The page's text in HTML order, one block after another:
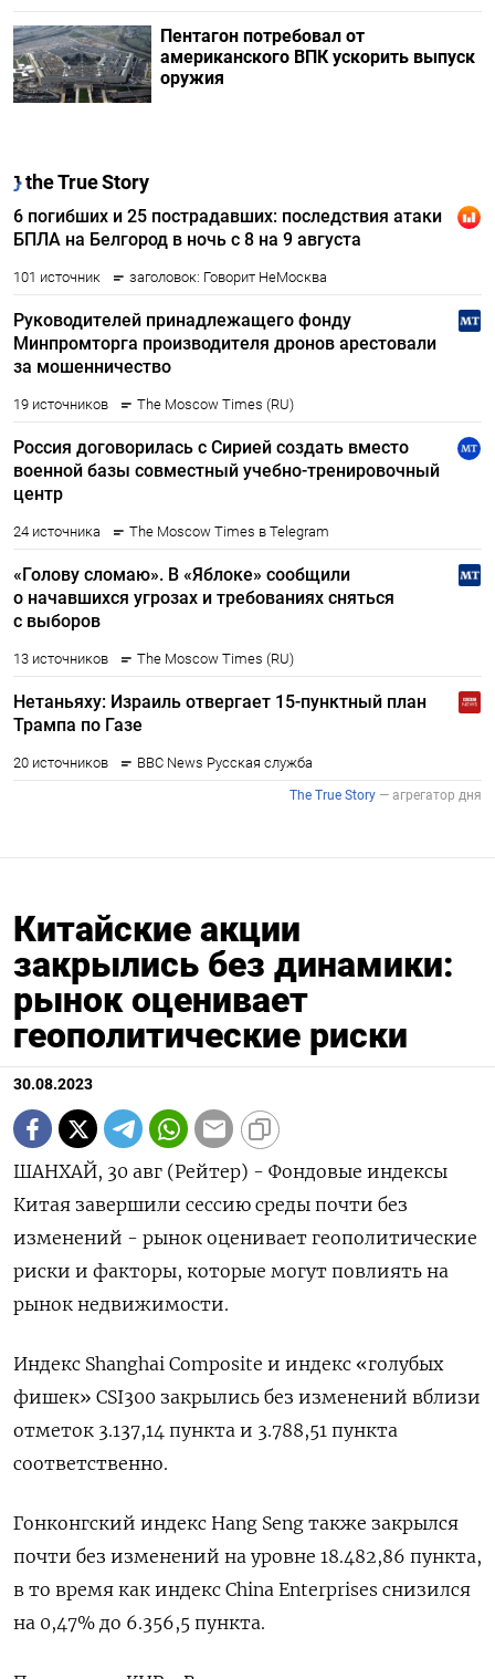
Пентагон потребовал от
американского ВПК ускорить выпуск
оружия
Китайские акции
закрылись без динамики:
рынок оценивает
геополитические риски
30.08.2023
ШАНХАЙ, 30 авг (Рейтер) - Фондовые индексы
Китая завершили сессию среды почти без
изменений - рынок оценивает геополитические
риски и факторы, которые могут повлиять на
рынок недвижимости.
Индекс Shanghai Composite и индекс «голубых
фишек» CSI300 закрылись без изменений вблизи
отметок 3.137,14 пункта и 3.788,51 пункта
соответственно.
Гонконгский индекс Hang Seng также закрылся
почти без изменений на уровне 18.482,86​ пункта,
в то время как индекс China Enterprises снизился
на 0,47% до 6.356,5 пункта.